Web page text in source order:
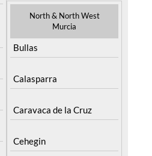
North & North West
Murcia
Bullas
Calasparra
Caravaca de la Cruz
Cehegin